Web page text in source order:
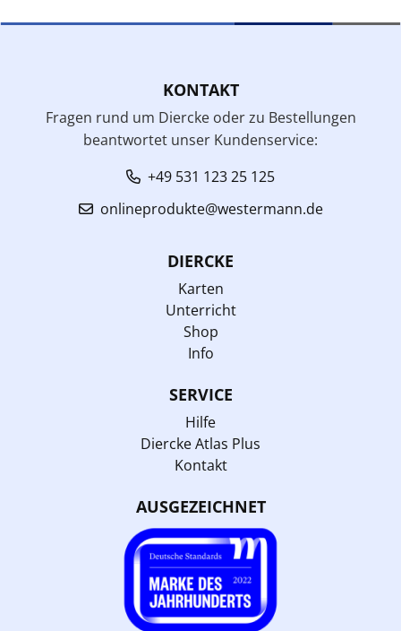
KONTAKT
Fragen rund um Diercke oder zu Bestellungen
beantwortet unser Kundenservice:
+49 531 123 25 125
onlineprodukte@westermann.de
DIERCKE
Karten
Unterricht
Shop
Info
SERVICE
Hilfe
Diercke Atlas Plus
Kontakt
AUSGEZEICHNET